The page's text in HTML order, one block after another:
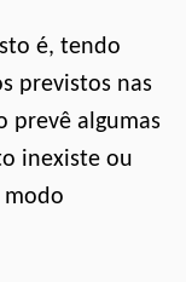
é, tendo
previstos nas
prevê algumas
inexiste ou
modo